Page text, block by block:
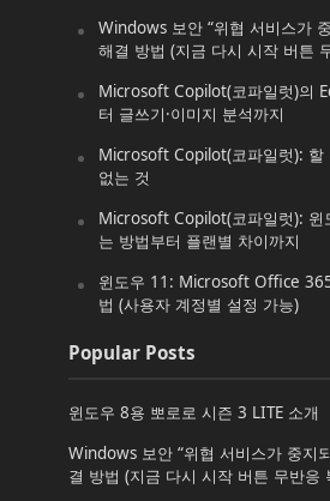
Windows 보안 “위협 서비스가
해결 방법 (지금 다시 시작 버튼
Microsoft Copilot(코파일럿)의
터 글쓰기·이미지 분석까지
Microsoft Copilot(코파일럿): 할
없는 것
Microsoft Copilot(코파일럿): 윈
는 방법부터 플랜별 차이까지
윈도우 11: Microsoft Office
법 (사용자 계정별 설정 가능)
Popular Posts
윈도우 8용 뽀로로 시즌 3 LITE 소개
Windows 보안 “위협 서비스가 중지
결 방법 (지금 다시 시작 버튼 무반응